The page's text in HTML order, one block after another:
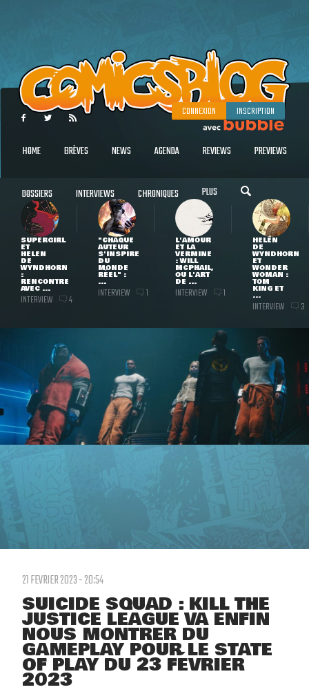
CONNEXION INSCRIPTION
HOME BRÈVES NEWS AGENDA REVIEWS PREVIEWS
DOSSIERS INTERVIEWS CHRONIQUES PLUS
SUPERGIRL
ET
HELEN
DE
WYNDHORN
:
RENCONTRE
AVEC ...
INTERVIEW 4
"CHAQUE
AUTEUR
S'INSPIRE
DU
MONDE
RÉEL" :
...
INTERVIEW 1
L'AMOUR
ET LA
VERMINE
: WILL
MCPHAIL,
OU L'ART
DE ...
INTERVIEW 1
HELEN
DE
WYNDHORN
ET
WONDER
WOMAN :
TOM
KING ET
...
INTERVIEW 3
21 FEVRIER 2023 - 20:54
SUICIDE SQUAD : KILL THE
JUSTICE LEAGUE VA ENFIN
NOUS MONTRER DU
GAMEPLAY POUR LE STATE
OF PLAY DU 23 FÉVRIER
2023